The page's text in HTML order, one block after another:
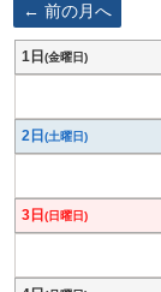
前の月へ
1日 (金曜日)
2日 (土曜日)
3日 (日曜日)